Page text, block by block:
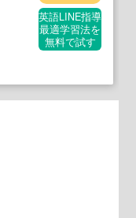
英語LINE指導
最適学習法を
無料で試す